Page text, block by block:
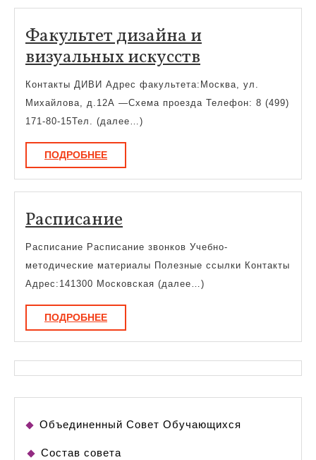
Факультет дизайна и
визуальных искусствФакультет
дизайна
и
Контакты ДИВИ Адрес факультета:Москва, ул.
Михайлова, д.12А —Схема проезда Телефон: 8 (499)
171-80-15Тел. (далее…)
ПОДРОБНЕЕПОДРОБНЕЕ
Расписание
Расписание Расписание звонков Учебно-
методические материалы Полезные ссылки Контакты
Адрес:141300 Московская (далее…)
ПОДРОБНЕЕПОДРОБНЕЕ
Объединенный Совет Обучающихся
Состав совета